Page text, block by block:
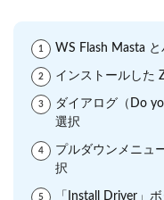
WS Flash Masta
インストールした
ダイアログ（Do
選択
プルダウンメニュ
択
「Install Driver」